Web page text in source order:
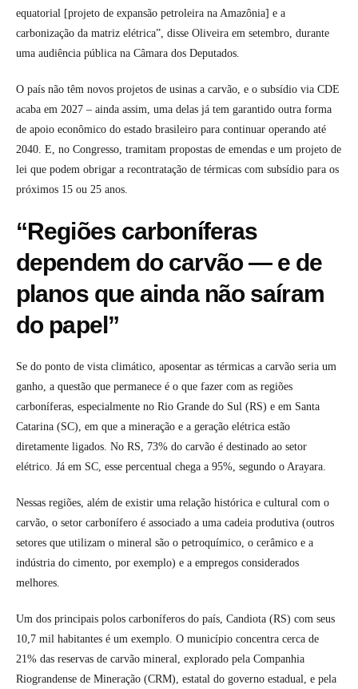
equatorial [projeto de expansão petroleira na Amazônia] e a
carbonização da matriz elétrica”, disse Oliveira em setembro, durante
uma audiência pública na Câmara dos Deputados.
O país não têm novos projetos de usinas a carvão, e o subsídio via CDE
acaba em 2027 – ainda assim, uma delas já tem garantido outra forma
de apoio econômico do estado brasileiro para continuar operando até
2040. E, no Congresso, tramitam propostas de emendas e um projeto de
lei que podem obrigar a recontratação de térmicas com subsídio para os
próximos 15 ou 25 anos.
“Regiões carboníferas
dependem do carvão — e de
planos que ainda não saíram
do papel”
Se do ponto de vista climático, aposentar as térmicas a carvão seria um
ganho, a questão que permanece é o que fazer com as regiões
carboníferas, especialmente no Rio Grande do Sul (RS) e em Santa
Catarina (SC), em que a mineração e a geração elétrica estão
diretamente ligados. No RS, 73% do carvão é destinado ao setor
elétrico. Já em SC, esse percentual chega a 95%, segundo o Arayara.
Nessas regiões, além de existir uma relação histórica e cultural com o
carvão, o setor carbonífero é associado a uma cadeia produtiva (outros
setores que utilizam o mineral são o petroquímico, o cerâmico e a
indústria do cimento, por exemplo) e a empregos considerados
melhores.
Um dos principais polos carboníferos do país, Candiota (RS) com seus
10,7 mil habitantes é um exemplo. O município concentra cerca de
21% das reservas de carvão mineral, explorado pela Companhia
Riograndense de Mineração (CRM), estatal do governo estadual, e pela